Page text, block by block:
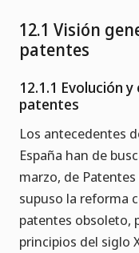
12.1 Visión
patentes
12.1.1 Evolución
patentes
Los antecedentes
España han de
marzo, de Patentes
supuso la reforma
patentes obsoleto,
principios del siglo